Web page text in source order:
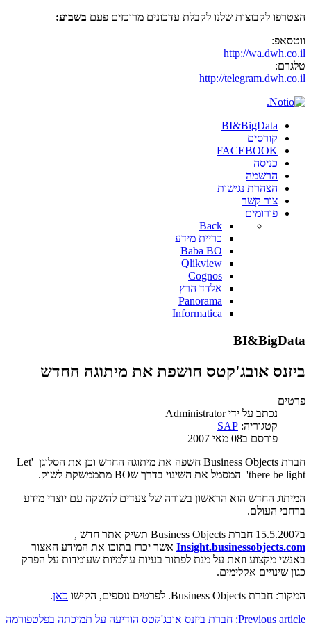
הצטרפו לקבוצות שלנו לקבלת עדכונים מרוכזים פעם בשבוע:
ווטסאפ:
http://wa.dwh.co.il
טלגרם:
http://telegram.dwh.co.il
BI&BigData
קורסים
FACEBOOK
כניסה
הרשמה
הצהרת נגישות
צור קשר
פורומים
Back
כריית מידע
Baba BO
Qlikview
Cognos
אלדד הרץ
Panorama
Informatica
BI&BigData
ביזנס אובג'קטס חושפת את מיתוגה החדש
פרטים
נכתב על ידיAdministrator
קטגוריה: SAP
פורסם ב08 מאי 2007
חברת Business Objects חשפה את מיתוגה החדש וכן את הסלוגן 'Let
there be light' המסמל את השינוי בדרך שBO מתממשקת לשוק.
המיתוג החדש הוא הראשון בשורה של צעדים להשקה עם יוצרי מידע
ברחבי העולם.
ב15.5.2007 חברת Business Objects תשיק אתר חדש ,
Insight.businessobjects.com אשר יכרז בתוכו את המידע האצור
באנשי מקצוע וזאת על מנת לפתור בעיות עולמיות שעומדות על הפרק
כגון שינויים אקלימים.
המקור: חברת Business Objects. לפרטים נוספים, הקישו
כאן.
Previous article: חברת ביזנס אובג'קטס הודיעה על תמיכתה בפלטפורמה